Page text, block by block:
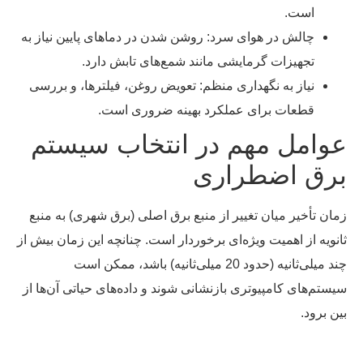
است.
چالش در هوای سرد: روشن شدن در دماهای پایین نیاز به
تجهیزات گرمایشی مانند شمع‌های تابش دارد.
نیاز به نگهداری منظم: تعویض روغن، فیلترها، و بررسی
قطعات برای عملکرد بهینه ضروری است.
عوامل مهم در انتخاب سیستم
برق اضطراری
زمان تأخیر میان تغییر از منبع برق اصلی (برق شهری) به منبع
ثانویه از اهمیت ویژه‌ای برخوردار است. چنانچه این زمان بیش از
چند میلی‌ثانیه (حدود 20 میلی‌ثانیه) باشد، ممکن است
سیستم‌های کامپیوتری بازنشانی شوند و داده‌های حیاتی آن‌ها از
بین برود.